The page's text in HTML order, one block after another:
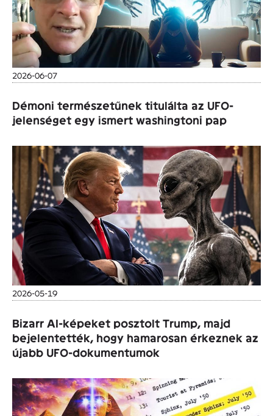
2026-06-07
Démoni természetűnek titulálta az UFO-
jelenséget egy ismert washingtoni pap
2026-05-19
Bizarr AI-képeket posztolt Trump, majd
bejelentették, hogy hamarosan érkeznek az
újabb UFO-dokumentumok